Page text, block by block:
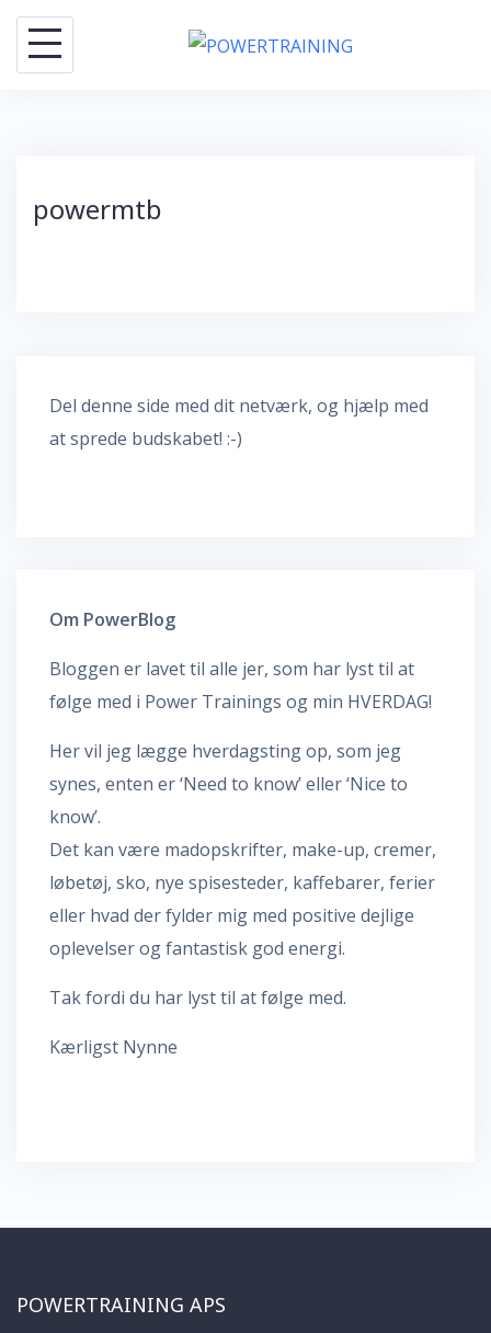
Skip
content
powermtb
Del denne side med dit netværk, og hjælp med
at sprede budskabet! :-)
Om PowerBlog
Bloggen er lavet til alle jer, som har lyst til at
følge med i Power Trainings og min HVERDAG!
Her vil jeg lægge hverdagsting op, som jeg
synes, enten er ‘Need to know’ eller ‘Nice to
know’.
Det kan være madopskrifter, make-up, cremer,
løbetøj, sko, nye spisesteder, kaffebarer, ferier
eller hvad der fylder mig med positive dejlige
oplevelser og fantastisk god energi.
Tak fordi du har lyst til at følge med.
Kærligst Nynne
POWERTRAINING APS